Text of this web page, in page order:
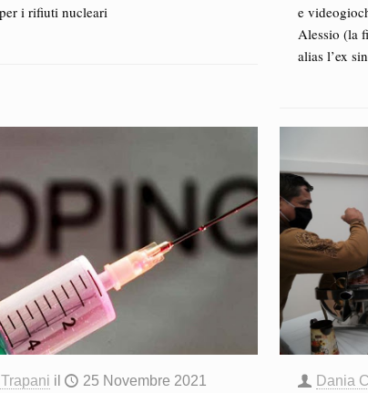
i rifiuti nucleari
e
Alessio (la
alias l’ex
il 25 Novembre 2021 Dania